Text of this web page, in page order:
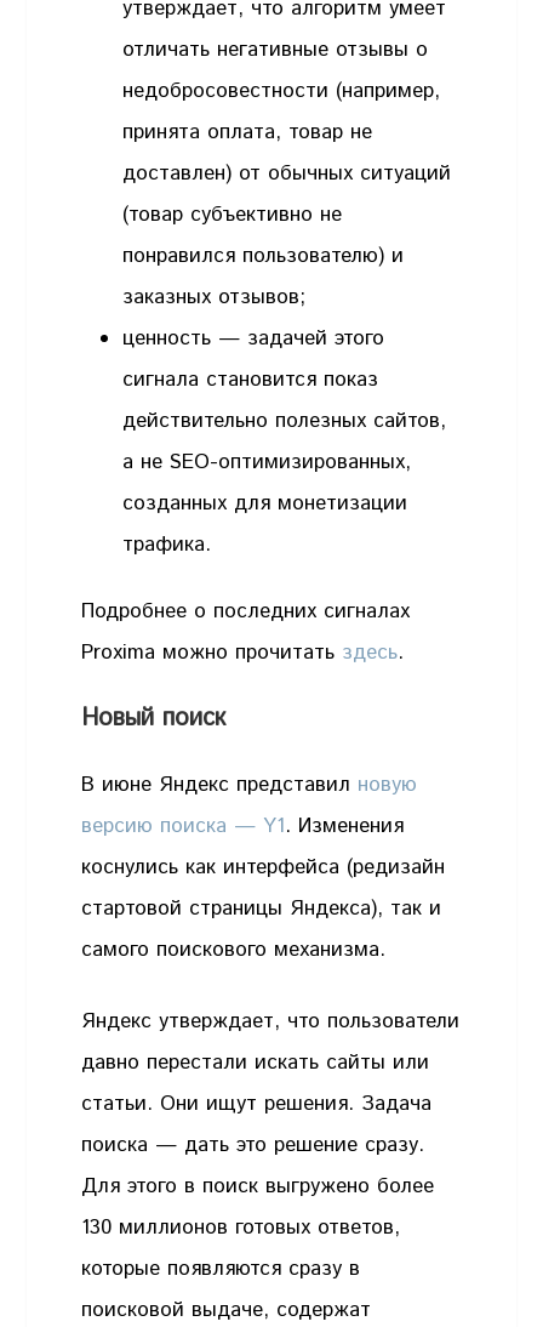
утверждает, что алгоритм умеет
отличать негативные отзывы о
недобросовестности (например,
принята оплата, товар не
доставлен) от обычных ситуаций
(товар субъективно не
понравился пользователю) и
заказных отзывов;
ценность — задачей этого
сигнала становится показ
действительно полезных сайтов,
а не SEO-оптимизированных,
созданных для монетизации
трафика.
Подробнее о последних сигналах
Proxima можно прочитать здесь.
Новый поиск
В июне Яндекс представил новую
версию поиска — Y1. Изменения
коснулись как интерфейса (редизайн
стартовой страницы Яндекса), так и
самого поискового механизма.
Яндекс утверждает, что пользователи
давно перестали искать сайты или
статьи. Они ищут решения. Задача
поиска — дать это решение сразу.
Для этого в поиск выгружено более
130 миллионов готовых ответов,
которые появляются сразу в
поисковой выдаче, содержат